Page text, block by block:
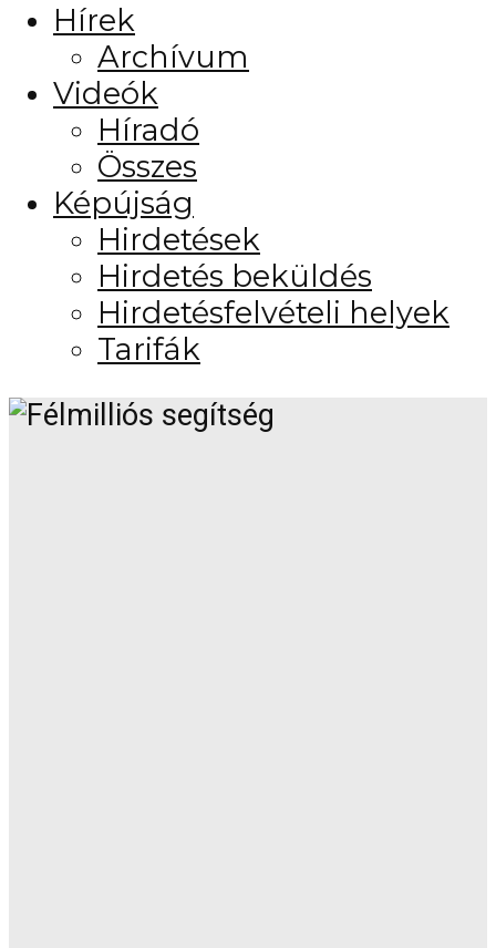
Hírek
Archívum
Videók
Híradó
Összes
Képújság
Hirdetések
Hirdetés beküldés
Hirdetésfelvételi helyek
Tarifák